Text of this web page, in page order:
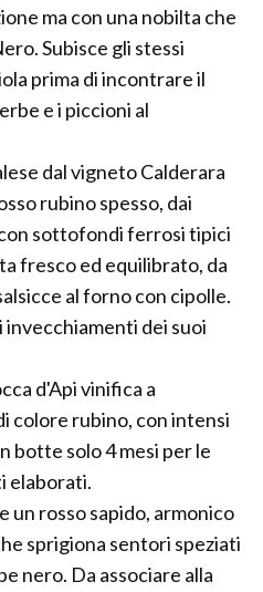
ma con una nobilta che
Subisce gli stessi
prima di incontrare il
e i piccioni al
dal vigneto Calderara
rubino spesso, dai
sottofondi ferrosi tipici
fresco ed equilibrato, da
al forno con cipolle.
invecchiamenti dei suoi
d'Api vinifica a
colore rubino, con intensi
botte solo 4 mesi per le
elaborati.
un rosso sapido, armonico
sprigiona sentori speziati
nero. Da associare alla